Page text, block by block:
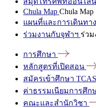
Chula Map Chula Map
แผนที่และการเดินทาง
ร่วมงานกับจุฬาฯ ร่ว
การศึกษา
หลักสูตรที่เปิดสอน
สมัครเข้าศึกษา TCAS
ค่าธรรมเนียมการศึก
คณะและสำนักวิชา